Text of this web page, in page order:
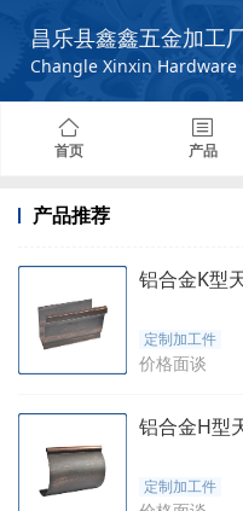
昌乐县鑫鑫五金加工
Changle Xinxin
首页 产品
产品推荐
铝合金K型
定制加工件
价格面谈
铝合金H型
定制加工件